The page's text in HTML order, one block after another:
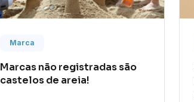
Marca
Marcas não registradas são
castelos de areia!